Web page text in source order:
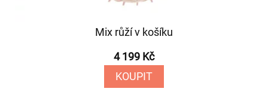
Mix růží v košíku
4 199 Kč
KOUPIT